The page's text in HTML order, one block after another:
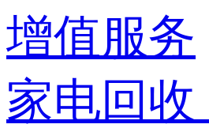
增值服务
家电回收